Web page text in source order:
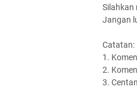
Silahkan
Jangan
Catatan:
1.
2.
3.